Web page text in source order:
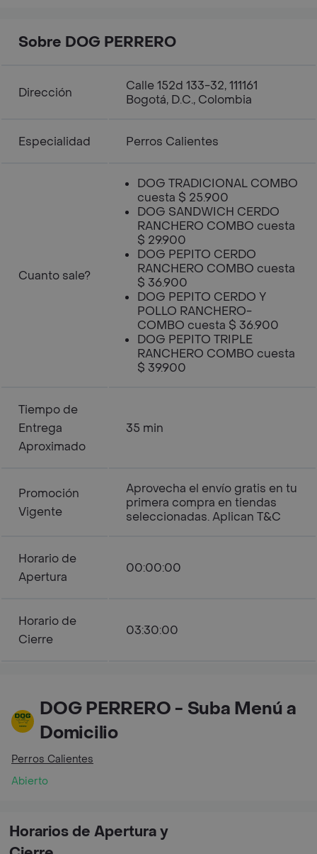
Sobre DOG PERRERO
Dirección
Calle 152d 133-32, 111161
Bogotá, D.C., Colombia
Especialidad Perros Calientes
Cuanto sale?
DOG TRADICIONAL COMBO
cuesta $ 25.900
DOG SANDWICH CERDO
RANCHERO COMBO cuesta
$ 29.900
DOG PEPITO CERDO
RANCHERO COMBO cuesta
$ 36.900
DOG PEPITO CERDO Y
POLLO RANCHERO-
COMBO cuesta $ 36.900
DOG PEPITO TRIPLE
RANCHERO COMBO cuesta
$ 39.900
Tiempo de
Entrega
Aproximado
35 min
Promoción
Vigente
Aprovecha el envío gratis en tu
primera compra en tiendas
seleccionadas. Aplican T&C
Horario de
Apertura
00:00:00
Horario de
Cierre
03:30:00
DOG PERRERO - Suba Menú a
Domicilio
Perros Calientes
Abierto
Horarios de Apertura y